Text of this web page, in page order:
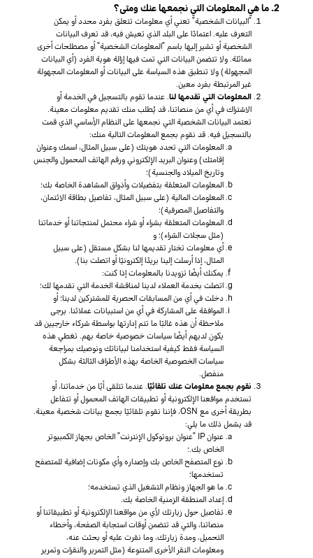
2. ما هي المعلومات التي نجمعها عنك ومتى؟
"البيانات الشخصية" تعني أي معلومات تتعلق بفرد محدد أو يمكن
التعرف عليه. اعتمادًا على البلد الذي تعيش فيه، قد تعرف البيانات
الشخصية أو تشير إليها باسم "المعلومات الشخصية" أو مصطلحات أخرى
مماثلة. ولا تتضمن البيانات التي تمت فيها إزالة هوية الفرد (أي البيانات
المجهولة) ولا تنطبق هذه السياسة على البيانات أو المعلومات المجهولة
غير المرتبطة بفرد معين.
المعلومات التي تقدمها لنا. عندما تقوم بالتسجيل في الخدمة أو
الاشتراك في أي من منصاتنا، قد يُطلب منك تقديم معلومات معينة.
تعتمد البيانات الشخصية التي نجمعها على النظام الأساسي الذي قمت
بالتسجيل فيه. قد نقوم بجمع المعلومات التالية منك:
المعلومات التي تحدد هويتك (على سبيل المثال، اسمك وعنوان
إقامتك) وعنوان البريد الإلكتروني ورقم الهاتف المحمول والجنس
وتاريخ الميلاد والجنسية)؛
المعلومات المتعلقة بتفضيلات وأذواق المشاهدة الخاصة بك؛
المعلومات المالية (على سبيل المثال، تفاصيل بطاقة الائتمان،
والتفاصيل المصرفية)؛
المعلومات المتعلقة بشراء أو شراء محتمل لمنتجاتنا أو خدماتنا
(مثل سجلات الشراء)؛ و
أي معلومات تختار تقديمها لنا بشكل مستقل (على سبيل
المثال، إذا أرسلت إلينا بريدًا إلكترونيًا أو اتصلت بنا).
يمكنك أيضًا تزويدنا بالمعلومات إذا كنت:
اتصلت بخدمة العملاء لدينا لمناقشة الخدمة التي نقدمها لك؛
دخلت في أي من المسابقات الحصرية للمشتركين لدينا؛ أو
الموافقة على المشاركة في أي من استبيانات عملائنا. يرجى
ملاحظة أن هذه غالبًا ما تتم إدارتها بواسطة شركاء خارجيين قد
يكون لديهم أيضًا سياسات خصوصية خاصة بهم. تغطي هذه
السياسة فقط كيفية استخدامنا لبياناتك ونوصيك بمراجعة
سياسات الخصوصية الخاصة بهذه الأطراف الثالثة بشكل
منفصل.
نقوم بجمع معلومات عنك تلقائيًا. عندما تتلقى أيًا من خدماتنا، أو
تستخدم مواقعنا الإلكترونية أو تطبيقات الهاتف المحمول أو تتفاعل
بطريقة أخرى مع OSN، فإننا نقوم تلقائيًا بجمع بيانات شخصية معينة.
قد يشمل ذلك ما يلي:
عنوان IP "عنوان بروتوكول الإنترنت" الخاص بجهاز الكمبيوتر
الخاص بك.؛
نوع المتصفح الخاص بك وإصداره وأي مكونات إضافية للمتصفح
تستخدمها؛
ما هو الجهاز ونظام التشغيل الذي تستخدمه؛
إعداد المنطقة الزمنية الخاصة بك.
تفاصيل حول زيارتك لأي من مواقعنا الإلكترونية أو تطبيقاتنا أو
منصاتنا، والتي قد تتضمن أوقات استجابة الصفحة، وأخطاء
التحميل، ومدة زيارتك، وما نقرت عليه أو بحثت عنه،
ومعلومات النقر الأخرى المتنوعة (مثل التمرير والنقرات وتمرير